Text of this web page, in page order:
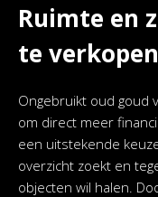
Ruimte en
te verkopen
Ongebruikt oud goud
om direct meer
een uitstekende
overzicht zoekt en
objecten wil halen.